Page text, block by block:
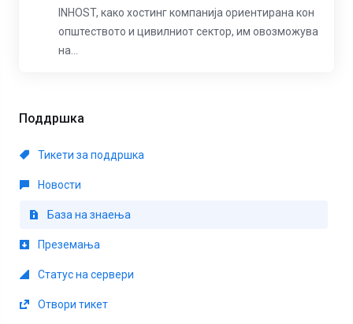
Поддршка
Тикети за поддршка
Новости
База на знаења
Преземања
Статус на сервери
Отвори тикет
INHOST, како хостинг компанија ориентирана кон
општеството и цивилниот сектор, им овозможува
на...